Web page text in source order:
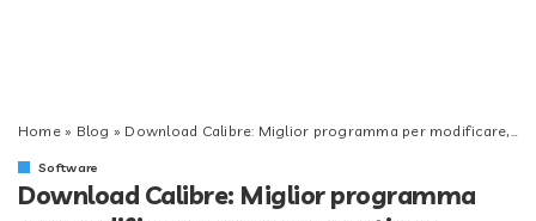
Home» Blog » Download Calibre: Miglior programma per modificare, creare, convertire e organizzare eBook
Software
Download Calibre: Miglior programma